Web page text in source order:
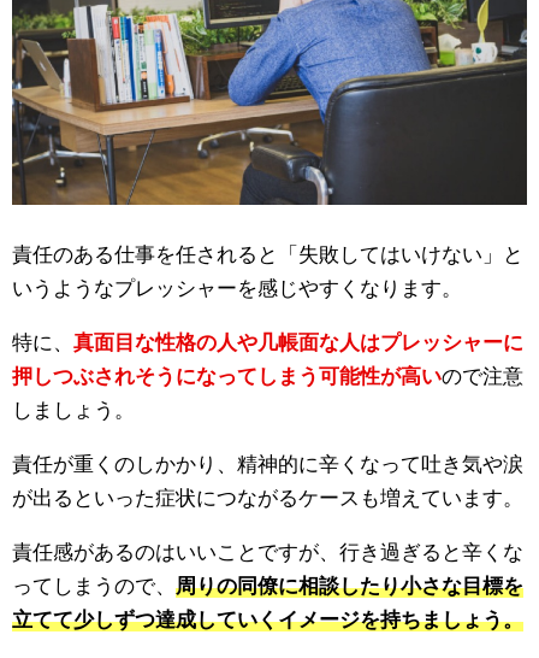
責任のある仕事を任されると「失敗してはいけない」と
いうようなプレッシャーを感じやすくなります。
特に、 真面目な性格の人や几帳面な人はプレッシャーに
押しつぶされそうになってしまう可能性が高いので注意
しましょう。
責任が重くのしかかり、精神的に辛くなって吐き気や涙
が出るといった症状につながるケースも増えています。
責任感があるのはいいことですが、行き過ぎると辛くな
ってしまうので、 周りの同僚に相談したり小さな目標を
立てて少しずつ達成していくイメージを持ちましょう。